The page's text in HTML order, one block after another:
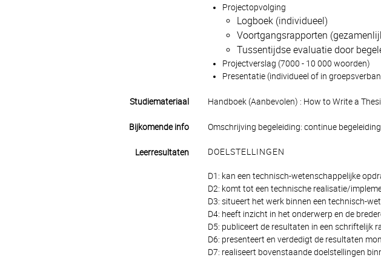
Projectopvolging
Logboek (individueel)
Voortgangsrapporten
Tussentijdse evaluatie door
Projectverslag (7000 - 10 000 woorden)
Presentatie (individueel of in
Studiemateriaal Handboek (Aanbevolen) : How to Write a
Bijkomende info Omschrijving begeleiding: continue
Leerresultaten DOELSTELLINGEN
D1: kan een technisch-wetenschappelijke
D2: komt tot een technische realisatie/
D3: situeert het werk binnen een technisch-
D4: heeft inzicht in het onderwerp en de
D5: publiceert de resultaten in een schriftelijk
D6: presenteert en verdedigt de resultaten
D7: realiseert bovenstaande doelstellingen